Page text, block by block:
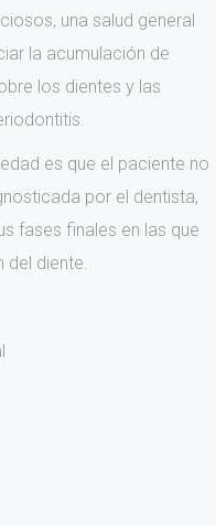
una salud general
la acumulación de
los dientes y las
es que el paciente no
por el dentista,
fases finales en las que
del diente.